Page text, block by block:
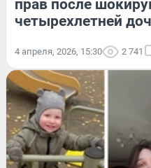
прав после
четырехлетней
4 апреля, 2026, 15:30 2 741